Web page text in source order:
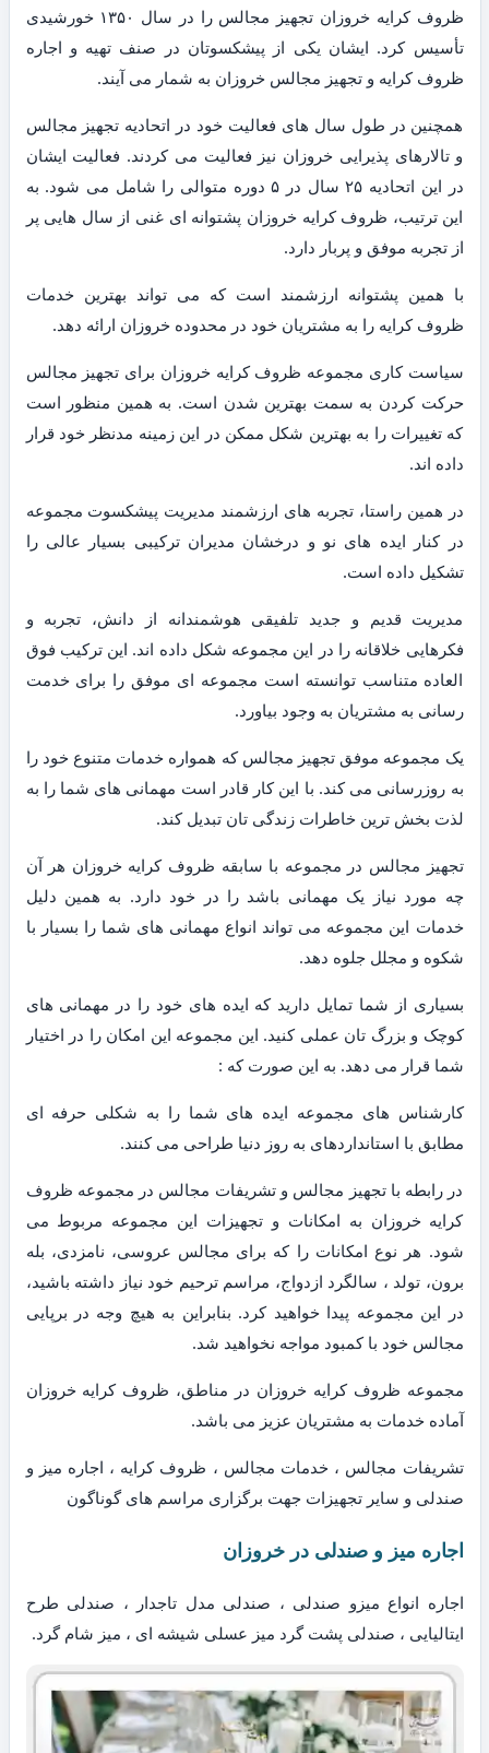
ظروف کرایه خروزان تجهیز مجالس را در سال ۱۳۵۰ خورشیدی
تأسیس کرد. ایشان یکی از پیشکسوتان در صنف تهیه و اجاره
ظروف کرایه و تجهیز مجالس خروزان به شمار می آیند.
همچنین در طول سال های فعالیت خود در اتحادیه تجهیز مجالس
و تالارهای پذیرایی خروزان نیز فعالیت می کردند. فعالیت ایشان
در این اتحادیه ۲۵ سال در ۵ دوره متوالی را شامل می شود. به
این ترتیب، ظروف کرایه خروزان پشتوانه ای غنی از سال هایی پر
از تجربه موفق و پربار دارد.
با همین پشتوانه ارزشمند است که می تواند بهترین خدمات
ظروف کرایه را به مشتریان خود در محدوده خروزان ارائه دهد.
سیاست کاری مجموعه ظروف کرایه خروزان برای تجهیز مجالس
حرکت کردن به سمت بهترین شدن است. به همین منظور است
که تغییرات را به بهترین شکل ممکن در این زمینه مدنظر خود قرار
داده اند.
در همین راستا، تجربه های ارزشمند مدیریت پیشکسوت مجموعه
در کنار ایده های نو و درخشان مدیران ترکیبی بسیار عالی را
تشکیل داده است.
مدیریت قدیم و جدید تلفیقی هوشمندانه از دانش، تجربه و
فکرهایی خلاقانه را در این مجموعه شکل داده اند. این ترکیب فوق
العاده متناسب توانسته است مجموعه ای موفق را برای خدمت
رسانی به مشتریان به وجود بیاورد.
یک مجموعه موفق تجهیز مجالس که همواره خدمات متنوع خود را
به روزرسانی می کند. با این کار قادر است مهمانی های شما را به
لذت بخش ترین خاطرات زندگی تان تبدیل کند.
تجهیز مجالس در مجموعه با سابقه ظروف کرایه خروزان هر آن
چه مورد نیاز یک مهمانی باشد را در خود دارد. به همین دلیل
خدمات این مجموعه می تواند انواع مهمانی های شما را بسیار با
شکوه و مجلل جلوه دهد.
بسیاری از شما تمایل دارید که ایده های خود را در مهمانی های
کوچک و بزرگ تان عملی کنید. این مجموعه این امکان را در اختیار
شما قرار می دهد. به این صورت که :
کارشناس های مجموعه ایده های شما را به شکلی حرفه ای
مطابق با استانداردهای به روز دنیا طراحی می کنند.
در رابطه با تجهیز مجالس و تشریفات مجالس در مجموعه ظروف
کرایه خروزان به امکانات و تجهیزات این مجموعه مربوط می
شود. هر نوع امکانات را که برای مجالس عروسی، نامزدی، بله
برون، تولد ، سالگرد ازدواج، مراسم ترحیم خود نیاز داشته باشید،
در این مجموعه پیدا خواهید کرد. بنابراین به هیچ وجه در برپایی
مجالس خود با کمبود مواجه نخواهید شد.
مجموعه ظروف کرایه خروزان در مناطق، ظروف کرایه خروزان
آماده خدمات به مشتریان عزیز می باشد.
تشریفات مجالس ، خدمات مجالس ، ظروف کرایه ، اجاره میز و
صندلی و سایر تجهیزات جهت برگزاری مراسم های گوناگون
اجاره میز و صندلی در خروزان
اجاره انواع میزو صندلی ، صندلی مدل تاجدار ، صندلی طرح
ایتالیایی ، صندلی پشت گرد میز عسلی شیشه ای ، میز شام گرد.